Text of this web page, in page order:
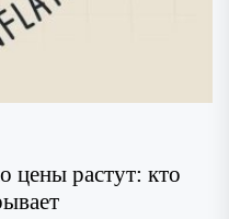
цены растут: кто